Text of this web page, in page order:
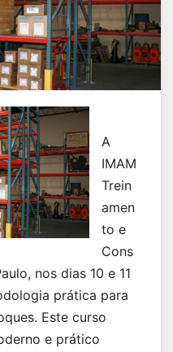
A
IMAM
Trein
amen
to e
Cons
nos dias 10 e 11
prática para
Este curso
e prático